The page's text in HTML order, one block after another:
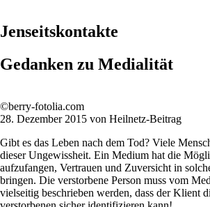
Jenseitskontakte
Gedanken zu Medialität
©berry-fotolia.com
28. Dezember 2015 von Heilnetz-Beitrag
Gibt es das Leben nach dem Tod? Viele
dieser Ungewissheit. Ein Medium hat die
aufzufangen, Vertrauen und Zuversicht in
bringen. Die verstorbene Person muss vom
vielseitig beschrieben werden, dass der Klient